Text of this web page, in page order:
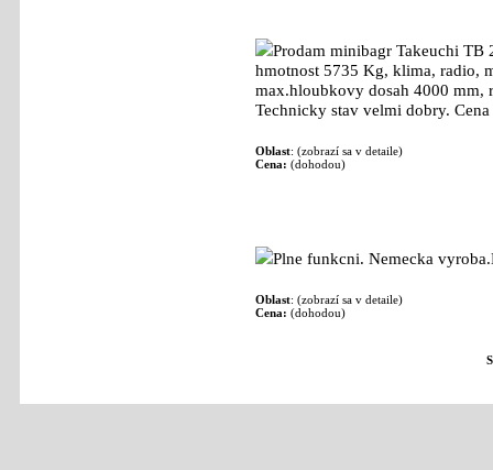
Prodam minibagr Takeuchi
hmotnost 5735 Kg, klima, radio,
max.hloubkovy dosah 4000
Technicky stav velmi dobry.
Oblast: (zobrazí sa v detaile)
Cena: (dohodou)
Plne funkcni. Nemecka
Oblast: (zobrazí sa v detaile)
Cena: (dohodou)